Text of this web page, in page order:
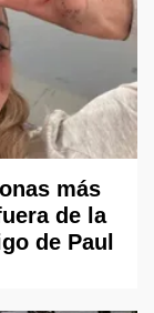
más
de la
de Paul